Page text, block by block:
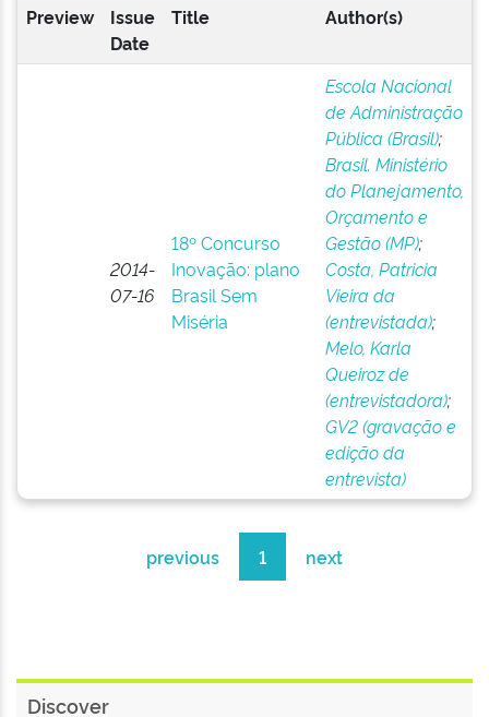
Preview
Issue
Date
Title Author(s)
2014-
07-16
18º Concurso
Inovação: plano
Brasil Sem
Miséria
Escola Nacional
de Administração
Pública (Brasil);
Brasil. Ministério
do Planejamento,
Orçamento e
Gestão (MP);
Costa, Patricia
Vieira da
(entrevistada);
Melo, Karla
Queiroz de
(entrevistadora);
GV2 (gravação e
edição da
entrevista)
previous 1 next
Discover